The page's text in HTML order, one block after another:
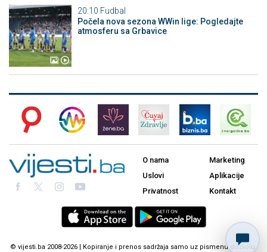
20:10 Fudbal
Počela nova sezona WWin lige: Pogledajte
atmosferu sa Grbavice
O nama
Uslovi
Privatnost
Marketing
Aplikacije
Kontakt
© vijesti.ba 2008-2026 | Kopiranje i prenos sadržaja samo uz pismenu dozvolu.